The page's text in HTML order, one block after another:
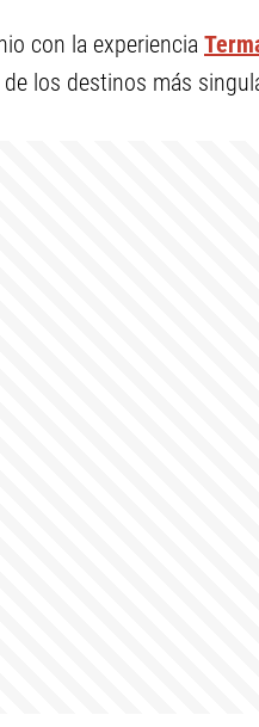
con la experiencia
los destinos más